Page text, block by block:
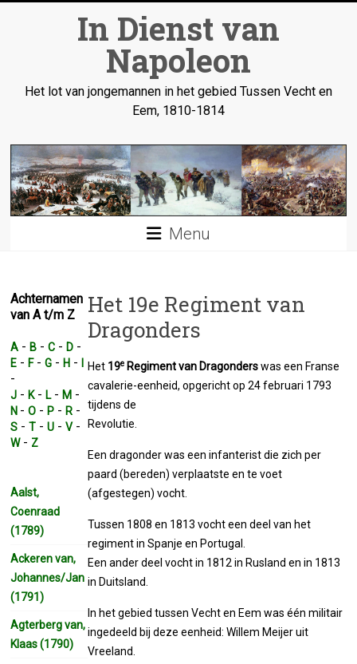
In Dienst van
Napoleon
Het lot van jongemannen in het gebied Tussen Vecht en
Eem, 1810-1814
Menu
Het 19e Regiment van
Dragonders
Het 19e Regiment van Dragonderswas een Franse
cavalerie-eenheid,opgericht op 24 februari 1793
tijdens de
Revolutie.
Een dragonder was een infanterist die zich per
paard (bereden) verplaatste en te voet
(afgestegen) vocht.
Tussen 1808 en 1813 vocht een deel van het
regiment in Spanje en Portugal.
Een ander deel vocht in 1812 in Rusland en in 1813
in Duitsland.
In het gebied tussen Vecht en Eem was één militair
ingedeeld bij deze eenheid: Willem Meijer uit
Vreeland.
Achternamen
van A t/m Z
A -B -C -D -
E -F-G -H -
-
J -K-L-M -
N -O -P -R -
S -T -U -V-
W- Z
Aalst,
Coenraad
(1789)
Ackeren van,
Johannes/Jan
(1791)
Agterberg van,
Klaas (1790)